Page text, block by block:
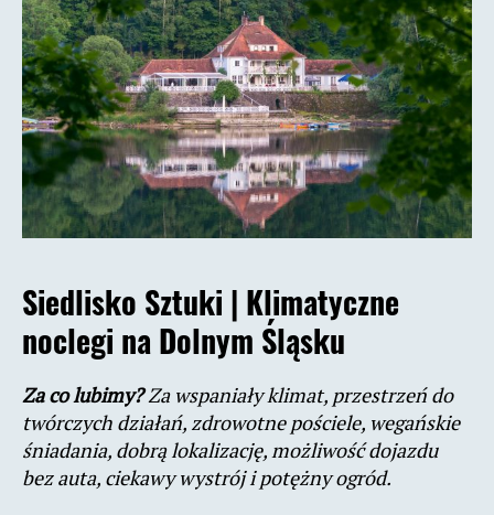
Siedlisko Sztuki | Klimatyczne
noclegi na Dolnym Śląsku
Za co lubimy?Za wspaniały klimat, przestrzeń do
twórczych działań, zdrowotne pościele, wegańskie
śniadania, dobrą lokalizację, możliwość dojazdu
bez auta, ciekawy wystrój i potężny ogród.